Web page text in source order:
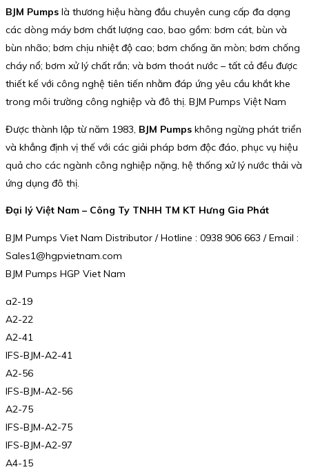
BJM Pumps là thương hiệu hàng đầu chuyên cung cấp đa dạng
các dòng máy bơm chất lượng cao, bao gồm: bơm cát, bùn và
bùn nhão; bơm chịu nhiệt độ cao; bơm chống ăn mòn; bơm chống
cháy nổ; bơm xử lý chất rắn; và bơm thoát nước – tất cả đều được
thiết kế với công nghệ tiên tiến nhằm đáp ứng yêu cầu khắt khe
trong môi trường công nghiệp và đô thị. BJM Pumps Việt Nam
Được thành lập từ năm 1983, BJM Pumps không ngừng phát triển
và khẳng định vị thế với các giải pháp bơm độc đáo, phục vụ hiệu
quả cho các ngành công nghiệp nặng, hệ thống xử lý nước thải và
ứng dụng đô thị.
Đại lý Việt Nam – Công Ty TNHH TM KT Hưng Gia Phát
BJM Pumps Viet Nam Distributor / Hotline : 0938 906 663 / Email :
Sales1@hgpvietnam.com
BJM Pumps HGP Viet Nam
a2-19
A2-22
A2-41
IFS-BJM-A2-41
A2-56
IFS-BJM-A2-56
A2-75
IFS-BJM-A2-75
IFS-BJM-A2-97
A4-15